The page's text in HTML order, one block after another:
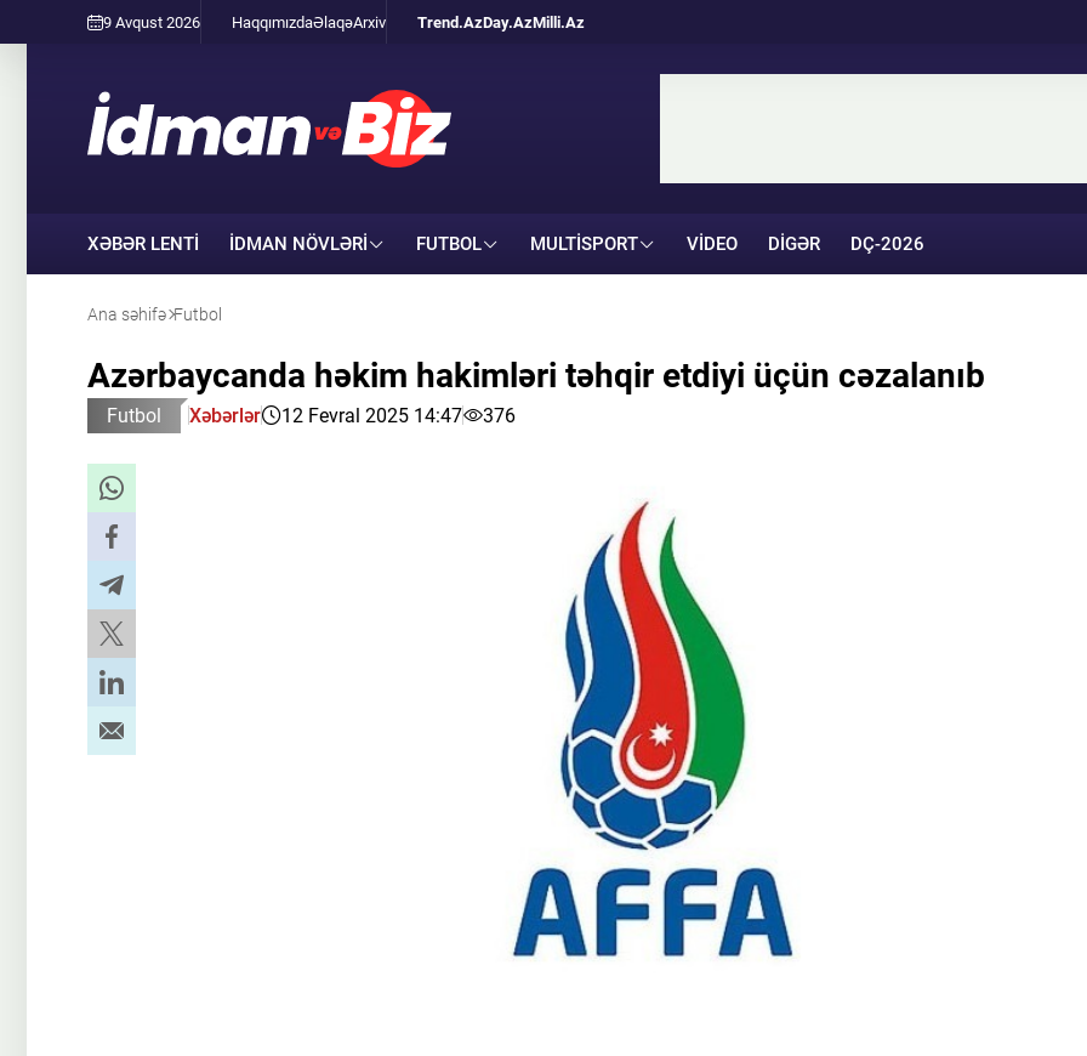
9 Avqust 2026 HaqqımızdaƏlaqəArxiv Trend.AzDay.AzMilli.Az
XƏBƏR LENTİ İDMAN NÖVLƏRI FUTBOL MULTISPORT VIDEO DIGƏR DÇ-2026
Ana səhifə Futbol
Azərbaycanda həkim hakimləri təhqir etdiyi üçün cəzalanıb
Futbol Xəbərlər 12 Fevral 2025 14:47 376